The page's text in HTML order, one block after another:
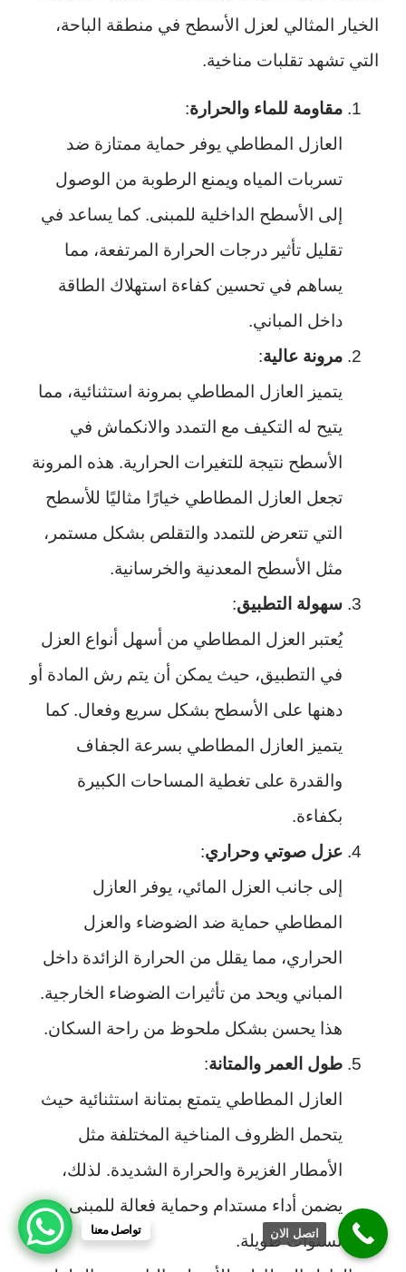
الخيار المثالي لعزل الأسطح في منطقة الباحة،
التي تشهد تقلبات مناخية.
مقاومة للماء والحرارة:
العازل المطاطي يوفر حماية ممتازة ضد
تسربات المياه ويمنع الرطوبة من الوصول
إلى الأسطح الداخلية للمبنى. كما يساعد في
تقليل تأثير درجات الحرارة المرتفعة، مما
يساهم في تحسين كفاءة استهلاك الطاقة
داخل المباني.
مرونة عالية:
يتميز العازل المطاطي بمرونة استثنائية، مما
يتيح له التكيف مع التمدد والانكماش في
الأسطح نتيجة للتغيرات الحرارية. هذه المرونة
تجعل العازل المطاطي خيارًا مثاليًا للأسطح
التي تتعرض للتمدد والتقلص بشكل مستمر،
مثل الأسطح المعدنية والخرسانية.
سهولة التطبيق:
يُعتبر العزل المطاطي من أسهل أنواع العزل
في التطبيق، حيث يمكن أن يتم رش المادة أو
دهنها على الأسطح بشكل سريع وفعال. كما
يتميز العازل المطاطي بسرعة الجفاف
والقدرة على تغطية المساحات الكبيرة
بكفاءة.
عزل صوتي وحراري:
إلى جانب العزل المائي، يوفر العازل
المطاطي حماية ضد الضوضاء والعزل
الحراري، مما يقلل من الحرارة الزائدة داخل
المباني ويحد من تأثيرات الضوضاء الخارجية.
هذا يحسن بشكل ملحوظ من راحة السكان.
طول العمر والمتانة:
العازل المطاطي يتمتع بمتانة استثنائية حيث
يتحمل الظروف المناخية المختلفة مثل
الأمطار الغزيرة والحرارة الشديدة. لذلك،
يضمن أداء مستدام وحماية فعالة للمبنى
لسنوات طويلة.
تواصل معنا اتصل الان